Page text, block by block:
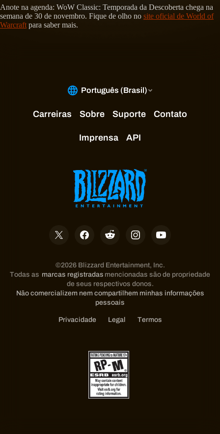
Anote na agenda: WoW Classic: Temporada da Descoberta chega na
semana de 30 de novembro. Fique de olho no site oficial de World of
Warcraft para saber mais.